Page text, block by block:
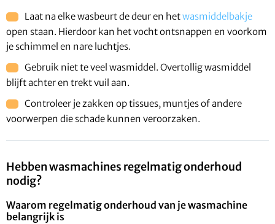
Laat na elke wasbeurt de deur en hetwasmiddelbakje
open staan. Hierdoor kan het vocht ontsnappen en voorkom
je schimmel en nare luchtjes.
Gebruik niet te veel wasmiddel. Overtollig wasmiddel
blijft achter en trekt vuil aan.
Controleer je zakken op tissues, muntjes of andere
voorwerpen die schade kunnen veroorzaken.
Hebben wasmachines regelmatig onderhoud
nodig?
Waarom regelmatig onderhoud van je wasmachine
belangrijk is